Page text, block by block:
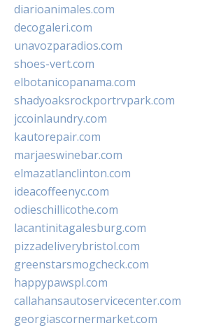
diarioanimales.com
decogaleri.com
unavozparadios.com
shoes-vert.com
elbotanicopanama.com
shadyoaksrockportrvpark.com
jccoinlaundry.com
kautorepair.com
marjaeswinebar.com
elmazatlanclinton.com
ideacoffeenyc.com
odieschillicothe.com
lacantinitagalesburg.com
pizzadeliverybristol.com
greenstarsmogcheck.com
happypawspl.com
callahansautoservicecenter.com
georgiascornermarket.com